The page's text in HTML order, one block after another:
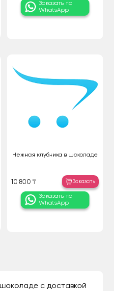
Заказать по
WhatsApp
Нежная клубника в шоколаде
10 800 ₸ Заказать
Заказать по
WhatsApp
с доставкой